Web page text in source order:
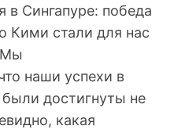
в Сингапуре: победа
Кими стали для нас
Мы
наши успехи в
были достигнуты не
какая